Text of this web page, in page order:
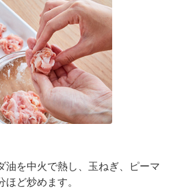
油を中火で熱し、玉ねぎ、ピーマ
ど炒めます。